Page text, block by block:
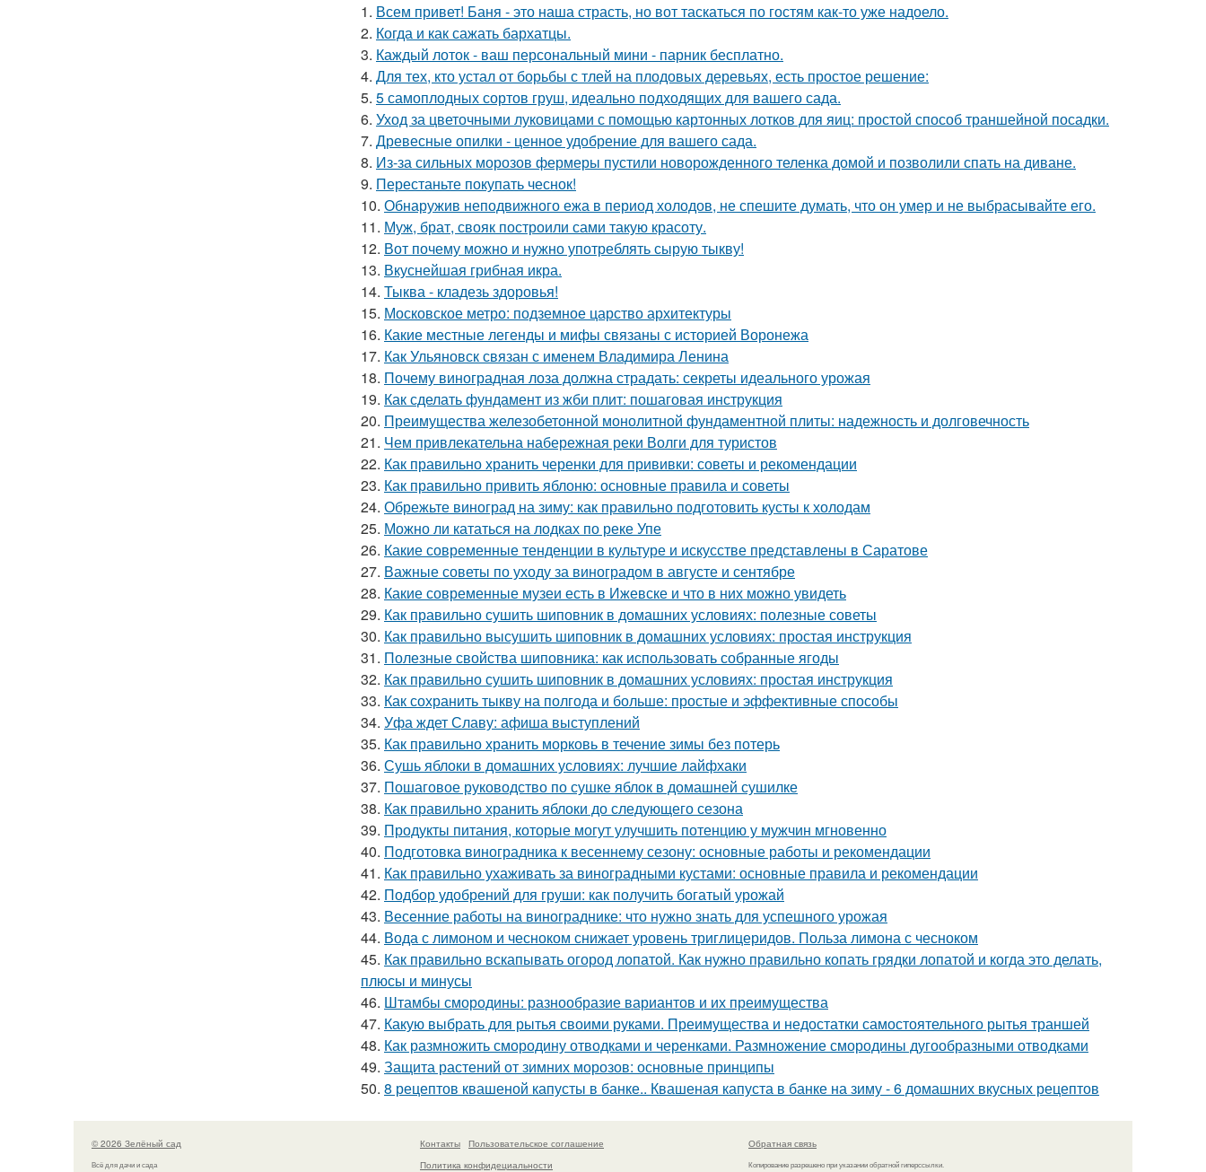
1. Всем привет! Баня - это наша страсть, но вот таскаться по гостям как-то уже надоело.
2. Когда и как сажать бархатцы.
3. Каждый лоток - ваш персональный мини - парник бесплатно.
4. Для тех, кто устал от борьбы с тлей на плодовых деревьях, есть простое решение:
5. 5 самоплодных сортов груш, идеально подходящих для вашего сада.
6. Уход за цветочными луковицами с помощью картонных лотков для яиц: простой способ траншейной посадки.
7. Древесные опилки - ценное удобрение для вашего сада.
8. Из-за сильных морозов фермеры пустили новорожденного теленка домой и позволили спать на диване.
9. Перестаньте покупать чеснок!
10. Обнаружив неподвижного ежа в период холодов, не спешите думать, что он умер и не выбрасывайте его.
11. Муж, брат, свояк построили сами такую красоту.
12. Вот почему можно и нужно употреблять сырую тыкву!
13. Вкуснейшая грибная икра.
14. Тыква - кладезь здоровья!
15. Московское метро: подземное царство архитектуры
16. Какие местные легенды и мифы связаны с историей Воронежа
17. Как Ульяновск связан с именем Владимира Ленина
18. Почему виноградная лоза должна страдать: секреты идеального урожая
19. Как сделать фундамент из жби плит: пошаговая инструкция
20. Преимущества железобетонной монолитной фундаментной плиты: надежность и долговечность
21. Чем привлекательна набережная реки Волги для туристов
22. Как правильно хранить черенки для прививки: советы и рекомендации
23. Как правильно привить яблоню: основные правила и советы
24. Обрежьте виноград на зиму: как правильно подготовить кусты к холодам
25. Можно ли кататься на лодках по реке Упе
26. Какие современные тенденции в культуре и искусстве представлены в Саратове
27. Важные советы по уходу за виноградом в августе и сентябре
28. Какие современные музеи есть в Ижевске и что в них можно увидеть
29. Как правильно сушить шиповник в домашних условиях: полезные советы
30. Как правильно высушить шиповник в домашних условиях: простая инструкция
31. Полезные свойства шиповника: как использовать собранные ягоды
32. Как правильно сушить шиповник в домашних условиях: простая инструкция
33. Как сохранить тыкву на полгода и больше: простые и эффективные способы
34. Уфа ждет Славу: афиша выступлений
35. Как правильно хранить морковь в течение зимы без потерь
36. Сушь яблоки в домашних условиях: лучшие лайфхаки
37. Пошаговое руководство по сушке яблок в домашней сушилке
38. Как правильно хранить яблоки до следующего сезона
39. Продукты питания, которые могут улучшить потенцию у мужчин мгновенно
40. Подготовка виноградника к весеннему сезону: основные работы и рекомендации
41. Как правильно ухаживать за виноградными кустами: основные правила и рекомендации
42. Подбор удобрений для груши: как получить богатый урожай
43. Весенние работы на винограднике: что нужно знать для успешного урожая
44. Вода с лимоном и чесноком снижает уровень триглицеридов. Польза лимона с чесноком
45. Как правильно вскапывать огород лопатой. Как нужно правильно копать грядки лопатой и когда это делать,
плюсы и минусы
46. Штамбы смородины: разнообразие вариантов и их преимущества
47. Какую выбрать для рытья своими руками. Преимущества и недостатки самостоятельного рытья траншей
48. Как размножить смородину отводками и черенками. Размножение смородины дугообразными отводками
49. Защита растений от зимних морозов: основные принципы
50. 8 рецептов квашеной капусты в банке.. Квашеная капуста в банке на зиму - 6 домашних вкусных рецептов
© 2026 Зелёный сад
Всё для дачи и сада
Контакты
Пользовательское соглашение
Политика конфидециальности
Обратная связь
Копирование разрешено при указании обратной гиперссылки.